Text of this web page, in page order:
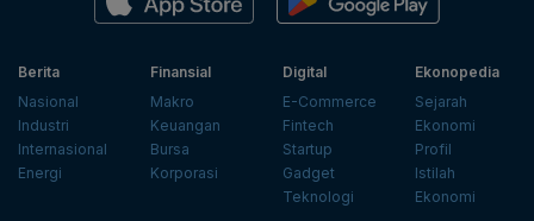
Berita
Nasional
Industri
Internasional
Energi
Finansial
Makro
Keuangan
Bursa
Korporasi
Digital
E-Commerce
Fintech
Startup
Gadget
Teknologi
Ekonopedia
Sejarah
Ekonomi
Profil
Istilah
Ekonomi